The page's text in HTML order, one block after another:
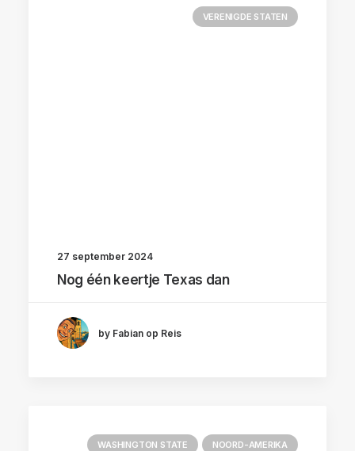
VERENIGDE STATEN
27 september 2024
Nog één keertje Texas dan
by Fabian op Reis
WASHINGTON STATE NOORD-AMERIKA